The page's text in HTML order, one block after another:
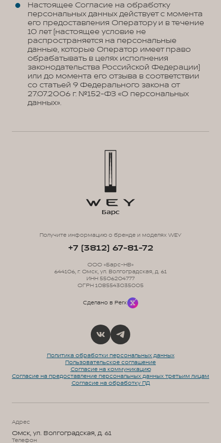
Настоящее Согласие на обработку
персональных данных действует с момента
его предоставления Оператору и в течение
10 лет (настоящее условие не
распространяется на персональные
данные, которые Оператор имеет право
обрабатывать в целях исполнения
законодательства Российской Федерации)
или до момента его отзыва в соответствии
со статьей 9 Федерального закона от
27.07.2006 г. №152-ФЗ «О персональных
данных».
Политика обработки персональных данных
Пользовательское соглашение
Согласие на коммуникацию
Согласие на предоставление персональных данных третьим лицам
Согласие на обработку ПД
Барс
Получите информацию о бренде и моделях WEY
+7 (3812) 67-81-72
ООО «Барс-НВ»
644106, г. Омск, ул. Волгоградская, д. 61
ИНН 5506204777
ОГРН 1085543035005
Сделано в Perx
Адрес
Омск, ул. Волгоградская, д. 61
Телефон